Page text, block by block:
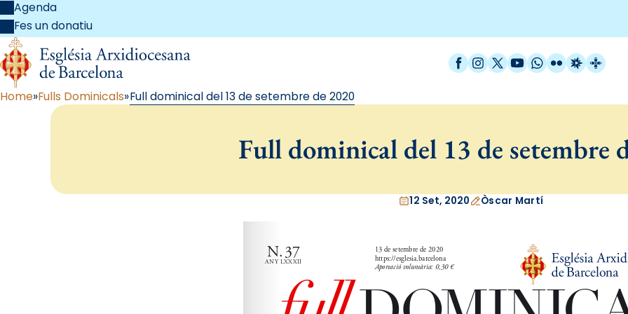
Agenda
Fes un donatiu
Facebook
Instagram
X / Twitter
YouTube
WhatsApp
FlickrRadio
Home Fulls Dominicals Full dominical del 13 de setembre de 2020
Full dominical del 13 de setembre
12 Set, 2020 Òscar Martí